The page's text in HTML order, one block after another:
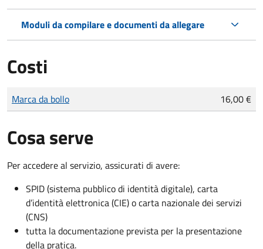
Moduli da compilare e documenti da allegare
Costi
Tipo di pagamento
Importo
Marca da bollo 16,00 €
Cosa serve
Per accedere al servizio, assicurati di avere:
SPID (sistema pubblico di identità digitale), carta
d’identità elettronica (CIE) o carta nazionale dei servizi
(CNS)
tutta la documentazione prevista per la presentazione
della pratica.